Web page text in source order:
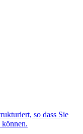
so dass Sie